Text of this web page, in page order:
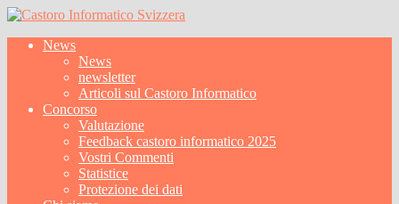
News
News
newsletter
Articoli sul Castoro Informatico
Concorso
Valutazione
Feedback castoro informatico 2025
Vostri Commenti
Statistice
Protezione dei dati